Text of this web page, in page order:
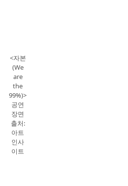
<자본
(We
are
the
99%)>
공연
장면
출처:
아트
인사
이트